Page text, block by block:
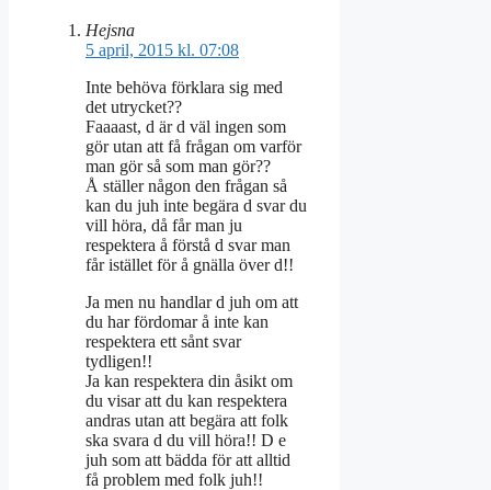
Hejsna
5 april, 2015 kl. 07:08
Inte behöva förklara sig med
det utrycket??
Faaaast, d är d väl ingen som
gör utan att få frågan om varför
man gör så som man gör??
Å ställer någon den frågan så
kan du juh inte begära d svar du
vill höra, då får man ju
respektera å förstå d svar man
får istället för å gnälla över d!!
Ja men nu handlar d juh om att
du har fördomar å inte kan
respektera ett sånt svar
tydligen!!
Ja kan respektera din åsikt om
du visar att du kan respektera
andras utan att begära att folk
ska svara d du vill höra!! D e
juh som att bädda för att alltid
få problem med folk juh!!